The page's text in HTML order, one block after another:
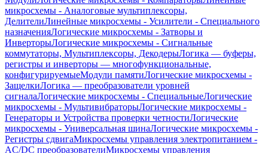
микросхемы - Аналоговые мультиплексоры,
ДелителиЛинейные микросхемы - Усилители - Специального
назначенияЛогические микросхемы - Затворы и
ИнверторыЛогические микросхемы - Сигнальные
коммутаторы, Мультиплексоры, ДекодерыЛогика — буферы,
регистры и инверторы — многофункциональные,
конфигурируемыеМодули памятиЛогические микросхемы -
ЗащелкиЛогика — преобразователи уровней
сигналаЛогические микросхемы - СпециальныеЛогические
микросхемы - МультивибраторыЛогические микросхемы -
Генераторы и Устройства проверки четностиЛогические
микросхемы - Универсальная шинаЛогические микросхемы -
Регистры сдвигаМикросхемы управления электропитанием -
AC/DC преобразователиМикросхемы управления